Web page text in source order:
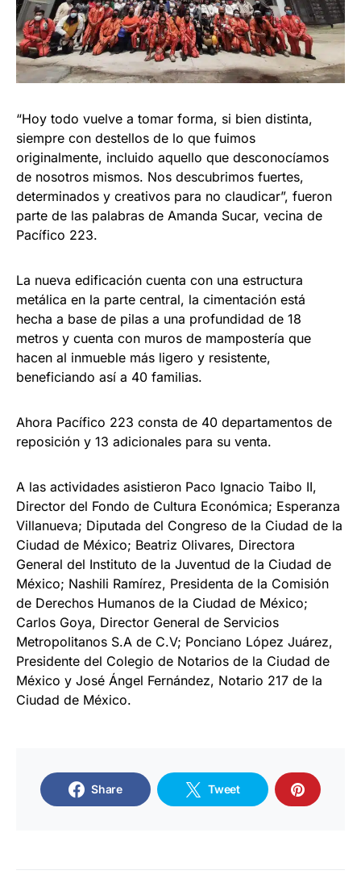
“Hoy todo vuelve a tomar forma, si bien distinta,
siempre con destellos de lo que fuimos
originalmente, incluido aquello que desconocíamos
de nosotros mismos. Nos descubrimos fuertes,
determinados y creativos para no claudicar”, fueron
parte de las palabras de Amanda Sucar, vecina de
Pacífico 223.
La nueva edificación cuenta con una estructura
metálica en la parte central, la cimentación está
hecha a base de pilas a una profundidad de 18
metros y cuenta con muros de mampostería que
hacen al inmueble más ligero y resistente,
beneficiando así a 40 familias.
Ahora Pacífico 223 consta de 40 departamentos de
reposición y 13 adicionales para su venta.
A las actividades asistieron Paco Ignacio Taibo II,
Director del Fondo de Cultura Económica; Esperanza
Villanueva; Diputada del Congreso de la Ciudad de la
Ciudad de México; Beatriz Olivares, Directora
General del Instituto de la Juventud de la Ciudad de
México; Nashili Ramírez, Presidenta de la Comisión
de Derechos Humanos de la Ciudad de México;
Carlos Goya, Director General de Servicios
Metropolitanos S.A de C.V; Ponciano López Juárez,
Presidente del Colegio de Notarios de la Ciudad de
México y José Ángel Fernández, Notario 217 de la
Ciudad de México.
Share Tweet